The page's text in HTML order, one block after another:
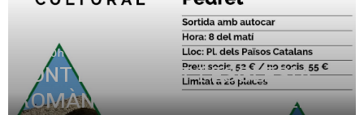
De 8.00h a 20.00h
PONT DE PEDRET I ESGLÉSIA
ROMÀNICA DE SANT QUIRZE DE